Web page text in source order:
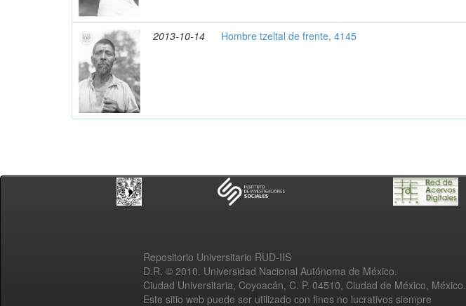
2013-10-14 Hombre tzeltal de frente, 4145
Repositorio Universitario RUD-IIS
D.R. © 2010. Universidad Nacional Autónoma de México.
Ciudad Universitaria, Coyoacán, C. P. 04510, Ciudad de México, México.
Este sitio web puede ser utilizado con fines no lucrativos siempre